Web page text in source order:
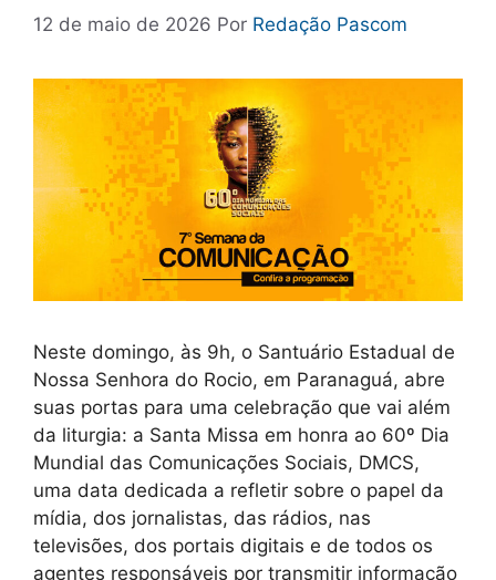
12 de maio de 2026 Por Redação Pascom
Neste domingo, às 9h, o Santuário Estadual de
Nossa Senhora do Rocio, em Paranaguá, abre
suas portas para uma celebração que vai além
da liturgia: a Santa Missa em honra ao 60º Dia
Mundial das Comunicações Sociais, DMCS,
uma data dedicada a refletir sobre o papel da
mídia, dos jornalistas, das rádios, nas
televisões, dos portais digitais e de todos os
agentes responsáveis por transmitir informação